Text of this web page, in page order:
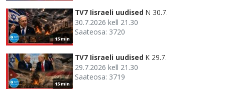
15 min
TV7 Iisraeli uudised N 30.7.
30.7.2026 kell 21.30
Saateosa: 3720
15 min
TV7 Iisraeli uudised K 29.7.
29.7.2026 kell 21.30
Saateosa: 3719